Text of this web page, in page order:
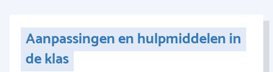
Aanpassingen en hulpmiddelen in
de klas